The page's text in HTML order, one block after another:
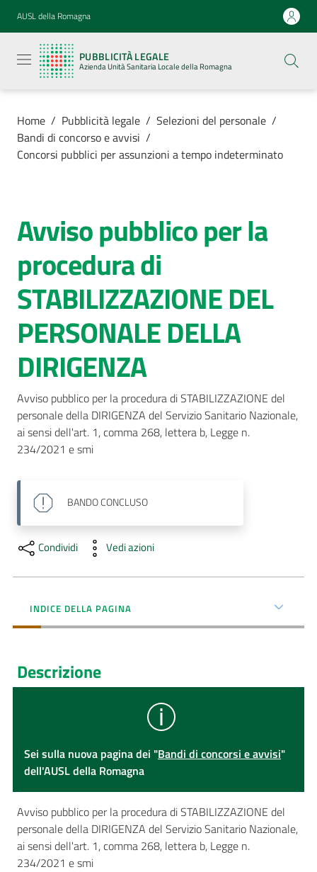
Vai al contenuto
Vai alla navigazione
Vai al footer
AUSL della Romagna
PUBBLICITÀ LEGALE
Azienda Unità Sanitaria Locale della Romagna
legale
Azienda
Unità
Locale della
Servizi
Luoghi di
cura
AUSL
Comunica
Home / Pubblicità legale / Selezioni del personale /
Bandi di concorso e avvisi /
Concorsi pubblici per assunzioni a tempo indeterminato
Salta al contenuto
Avviso pubblico per la
procedura di
STABILIZZAZIONE DEL
PERSONALE DELLA
DIRIGENZA
Avviso pubblico per la procedura di STABILIZZAZIONE del
personale della DIRIGENZA del Servizio Sanitario Nazionale,
ai sensi dell'art. 1, comma 268, lettera b, Legge n.
234/2021 e smi
BANDOCONCLUSO
Condividi Vedi azioni
INDICE DELLA PAGINA
Descrizione
Sei sulla nuova pagina dei "Bandi di concorsi e avvisi"
dell'AUSL della Romagna
Avviso pubblico per la procedura di STABILIZZAZIONE del
personale della DIRIGENZA del Servizio Sanitario Nazionale,
ai sensi dell'art. 1, comma 268, lettera b, Legge n.
234/2021 e smi